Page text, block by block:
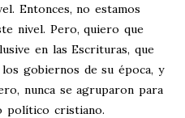
Entonces, no estamos
nivel. Pero, quiero que
en las Escrituras, que
gobiernos de su época, y
nunca se agruparon para
político cristiano.